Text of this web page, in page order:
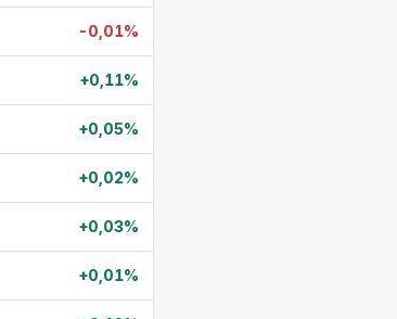
-0,01%
+0,11%
+0,05%
+0,02%
+0,03%
+0,01%